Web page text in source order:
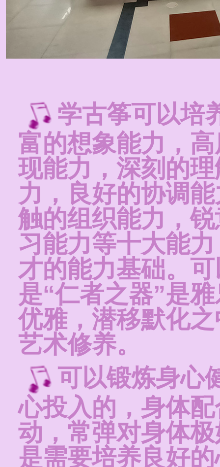
学古筝可以培
富的想象能力，
现能力，深刻的
力，良好的协调
触的组织能力，
习能力等十大能
才的能力基础。
是“仁者之器”是
优雅，潜移默化
艺术修养。
可以锻炼身心
心投入的，身体
动，常弹对身体
是需要培养良好